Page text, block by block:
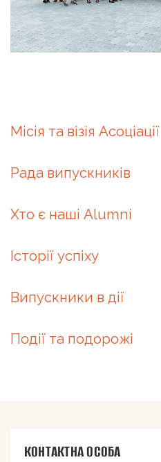
Місія та візія Асоціації
Рада випускників
Хто є наші Alumni
Історії успіху
Випускники в дії
Події та подорожі
КОНТАКТНА ОСОБА